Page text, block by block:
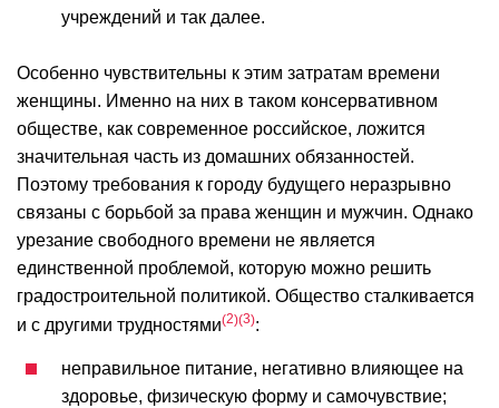
учреждений и так далее.
Особенно чувствительны к этим затратам времени
женщины. Именно на них в таком консервативном
обществе, как современное российское, ложится
значительная часть из домашних обязанностей.
Поэтому требования к городу будущего неразрывно
связаны с борьбой за права женщин и мужчин. Однако
урезание свободного времени не является
единственной проблемой, которую можно решить
градостроительной политикой. Общество сталкивается
и с другими трудностями 2 3 :
неправильное питание, негативно влияющее на
здоровье, физическую форму и самочувствие;